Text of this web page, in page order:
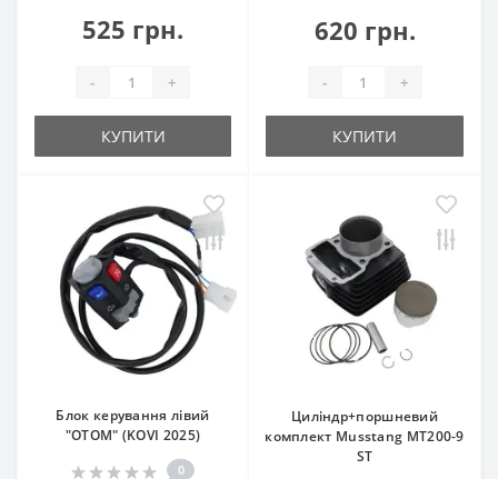
525 грн.
- +
КУПИТИ
620 грн.
- +
КУПИТИ
Блок керування лівий
"OTOM" (KOVI 2025)
0
Циліндр+поршневий
комплект Musstang МТ200-9
ST